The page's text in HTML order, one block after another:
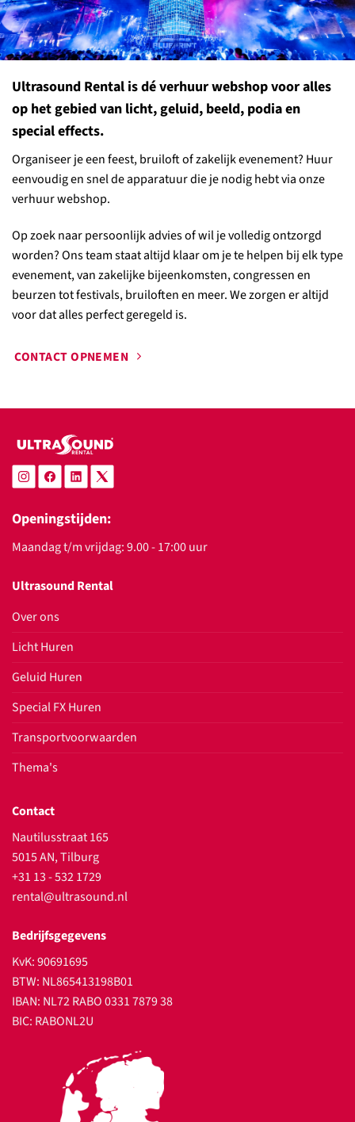
Ultrasound Rental is dé verhuur webshop voor alles
op het gebied van licht, geluid, beeld, podia en
special effects.
Organiseer je een feest, bruiloft of zakelijk evenement? Huur
eenvoudig en snel de apparatuur die je nodig hebt via onze
verhuur webshop.
Op zoek naar persoonlijk advies of wil je volledig ontzorgd
worden? Ons team staat altijd klaar om je te helpen bij elk type
evenement, van zakelijke bijeenkomsten, congressen en
beurzen tot festivals, bruiloften en meer. We zorgen er altijd
voor dat alles perfect geregeld is.
CONTACT OPNEMEN
Openingstijden:
Maandag t/m vrijdag: 9.00 - 17:00 uur
Ultrasound Rental
Over ons
Licht Huren
Geluid Huren
Special FX Huren
Transportvoorwaarden
Thema's
Contact
Nautilusstraat 165
5015 AN, Tilburg
+31 13 - 532 1729
rental@ultrasound.nl
Bedrijfsgegevens
KvK: 90691695
BTW: NL865413198B01
IBAN: NL72 RABO 0331 7879 38
BIC: RABONL2U